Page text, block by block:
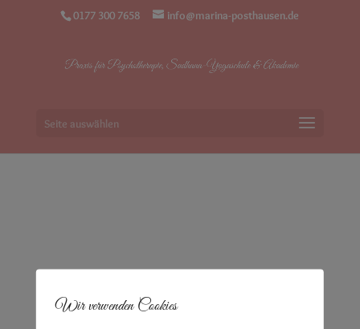
0177 300 7658 info@marina-posthausen.de
Seite auswählen
Akademie
Wir verwenden Cookies